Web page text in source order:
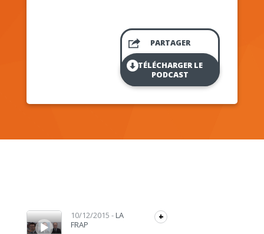
PARTAGER
TÉLÉCHARGER LE
PODCAST
Lecteur audio 10/12/2015 - LA
FRAP
+